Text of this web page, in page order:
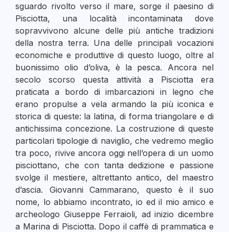
sguardo rivolto verso il mare, sorge il paesino di
Pisciotta, una località incontaminata dove
sopravvivono alcune delle più antiche tradizioni
della nostra terra. Una delle principali vocazioni
economiche e produttive di questo luogo, oltre al
buonissimo olio d’oliva, è la pesca. Ancora nel
secolo scorso questa attività a Pisciotta era
praticata a bordo di imbarcazioni in legno che
erano propulse a vela armando la più iconica e
storica di queste: la latina, di forma triangolare e di
antichissima concezione. La costruzione di queste
particolari tipologie di naviglio, che vedremo meglio
tra poco, rivive ancora oggi nell’opera di un uomo
pisciottano, che con tanta dedizione e passione
svolge il mestiere, altrettanto antico, del maestro
d’ascia. Giovanni Cammarano, questo è il suo
nome, lo abbiamo incontrato, io ed il mio amico e
archeologo Giuseppe Ferraioli, ad inizio dicembre
a Marina di Pisciotta. Dopo il caffè di prammatica e